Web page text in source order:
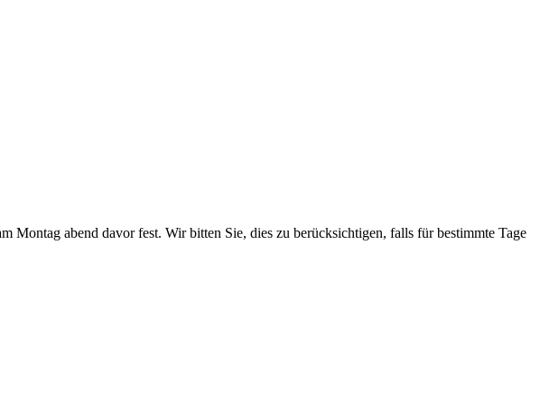
Montag abend davor fest. Wir bitten Sie, dies zu berücksichtigen, falls für bestimmte Tage